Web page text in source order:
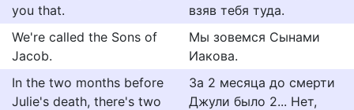
you that.
взяв тебя туда.
We're called the Sons of
Jacob.
Мы зовемся Сынами
Иакова.
In the two months before
Julie's death, there's two
За 2 месяца до смерти
Джули было 2... Нет,